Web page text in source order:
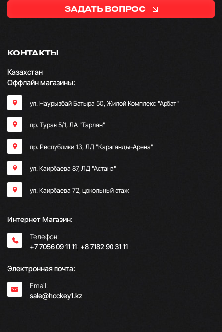
КОНТАКТЫ
Казахстан
Оффлайн магазины:
ул. Наурызбай Батыра 50, Жилой Комплекс "Арбат"
пр. Туран 5/1, ЛА "Тарлан"
пр. Республики 13, ​ЛД "Караганды-Арена"
ул. Каирбаева 87, ЛД "Астана"
ул. Каирбаева 72, цокольный этаж
Интернет Магазин:
Телефон:
+7 7056 09 11 11; +8 7182 90 31 11
Электронная почта:
Email:
sale@hockey1.kz
ЗАДАТЬ ВОПРОС